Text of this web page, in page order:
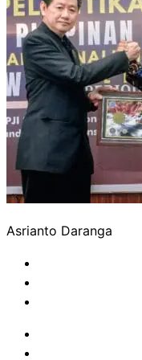
Asrianto Daranga